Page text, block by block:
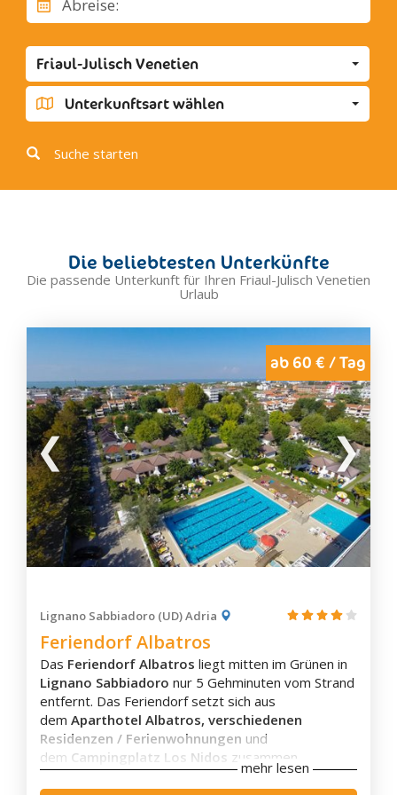
Stregna
Torreano
Capriva del Friuli
Doberdo' del Lago
Dolegna del Collio
Farra d'Isonzo
Marina Julia
Moraro
Romans d'Isonzo
Ronchi dei Legionari
Sagrado
San Floriano del Collio
San Lorenzo Isontino
San Pier d'Isonzo
Savogna d'Isonzo
Staranzano
Villesse
Amaro
Ampezzo
Arta Terme
Cavazzo Carnico
Comeglians
Enemonzo
Abreise:
Friaul-Julisch Venetien
Unterkunftsart wählen
Suche starten
Die beliebtesten Unterkünfte
Die passende Unterkunft für Ihren Friaul-Julisch Venetien
Urlaub
ab 60 € / Tag
Lignano Sabbiadoro (UD) Adria
Feriendorf Albatros
Das Feriendorf Albatros liegt mitten im Grünen in
Lignano Sabbiadoro nur 5 Gehminuten vom Strand
entfernt. Das Feriendorf setzt sich aus
dem Aparthotel Albatros, verschiedenen
Residenzen / Ferienwohnungen und
dem Campingplatz Los Nidos zusammen.
ImCampingplatz Los Nidosgibt die Möglichkeit in
mehr lesen